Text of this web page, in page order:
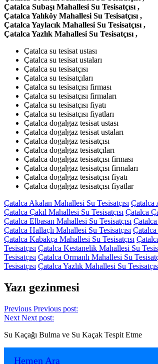
Çatalca Subaşı Mahallesi Su Tesisatçısı ,
Çatalca Yalıköy Mahallesi Su Tesisatçısı ,
Çatalca Yaylacık Mahallesi Su Tesisatçısı ,
Çatalca Yazlık Mahallesi Su Tesisatçısı ,
Çatalca su tesisat ustası
Çatalca su tesisat ustaları
Çatalca su tesisatçısı
Çatalca su tesisatçıları
Çatalca su tesisatçısı firması
Çatalca su tesisatçısı firmaları
Çatalca su tesisatçısı fiyatı
Çatalca su tesisatçısı fiyatları
Çatalca dogalgaz tesisat ustası
Çatalca dogalgaz tesisat ustaları
Çatalca dogalgaz tesisatçısı
Çatalca dogalgaz tesisatçıları
Çatalca dogalgaz tesisatçısı firması
Çatalca dogalgaz tesisatçısı firmaları
Çatalca dogalgaz tesisatçısı fiyatı
Çatalca dogalgaz tesisatçısı fiyatlar
Çatalca Akalan Mahallesi Su Tesisatçısı Çatalca
Çatalca Çakıl Mahallesi Su Tesisatçısı Çatalca
Çatalca Elbasan Mahallesi Su Tesisatçısı
Çatalca Hallaçlı Mahallesi Su Tesisatçısı Çatalca
Çatalca Kabakça Mahallesi Su Tesisatçısı
Tesisatçısı Çatalca Kestanelik Mahallesi Su
Tesisatçısı Çatalca Ormanlı Mahallesi Su
Tesisatçısı Çatalca Yazlık Mahallesi Su
Yazı gezinmesi
Previous Previous post:
Next Next post:
Su Kaçağı Bulma ve Su Kaçak Tespit Etme
Hemen Ara